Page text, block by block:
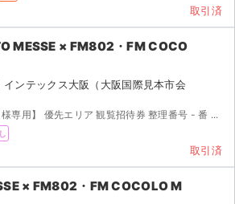
み
取引済
MESSE × FM802・FM COCO
ンテックス大阪（大阪国際見本市会
専用】 優先エリア 観覧招待券 整理番号 - 番 ...
取引済
× FM802・FM COCOLO M